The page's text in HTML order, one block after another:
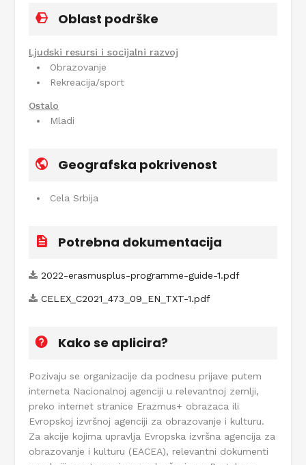
Oblast podrške
Ljudski resursi i socijalni razvoj
Obrazovanje
Rekreacija/sport
Ostalo
Mladi
Geografska pokrivenost
Cela Srbija
Potrebna dokumentacija
2022-erasmusplus-programme-guide-1.pdf
CELEX_C2021_473_09_EN_TXT-1.pdf
Kako se aplicira?
Pozivaju se organizacije da podnesu prijave putem
interneta Nacionalnoj agenciji u relevantnoj zemlji,
preko internet stranice Erazmus+ obrazaca ili
Evropskoj izvršnoj agenciji za obrazovanje i kulturu.
Za akcije kojima upravlja Evropska izvršna agencija za
obrazovanje i kulturu (EACEA), relevantni dokumenti